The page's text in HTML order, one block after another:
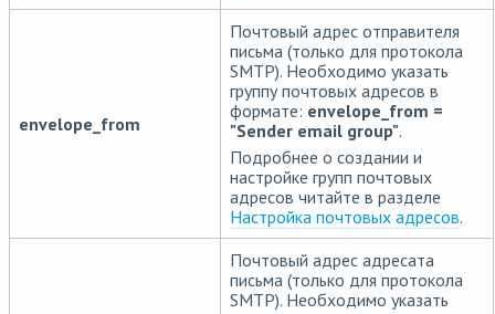
envelope_from
Почтовый адрес отправителя
письма (только для протокола
SMTP). Необходимо указать
группу почтовых адресов в
формате: envelope_from =
"Sender email group".
Подробнее о создании и
настройке групп почтовых
адресов читайте в разделе
Настройка почтовых адресов.
Почтовый адрес адресата
письма (только для протокола
SMTP). Необходимо указать